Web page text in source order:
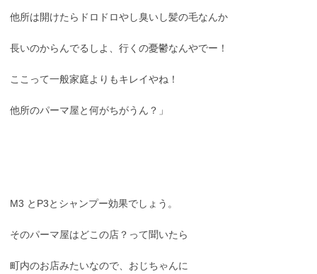
他所は開けたらドロドロやし臭いし髪の毛なんか
長いのからんでるしよ、行くの憂鬱なんやでー！
ここって一般家庭よりもキレイやね！
他所のパーマ屋と何がちがうん？」
M3 とP3とシャンプー効果でしょう。
そのパーマ屋はどこの店？って聞いたら
町内のお店みたいなので、おじちゃんに